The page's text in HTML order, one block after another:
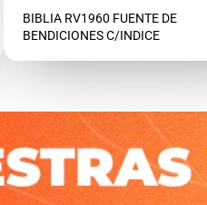
BIBLIA RV1960 FUENTE DE
BENDICIONES C/INDICE